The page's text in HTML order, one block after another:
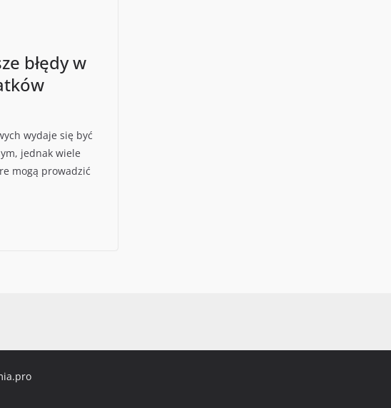
błędy w
wydaje się być
jednak wiele
mogą prowadzić